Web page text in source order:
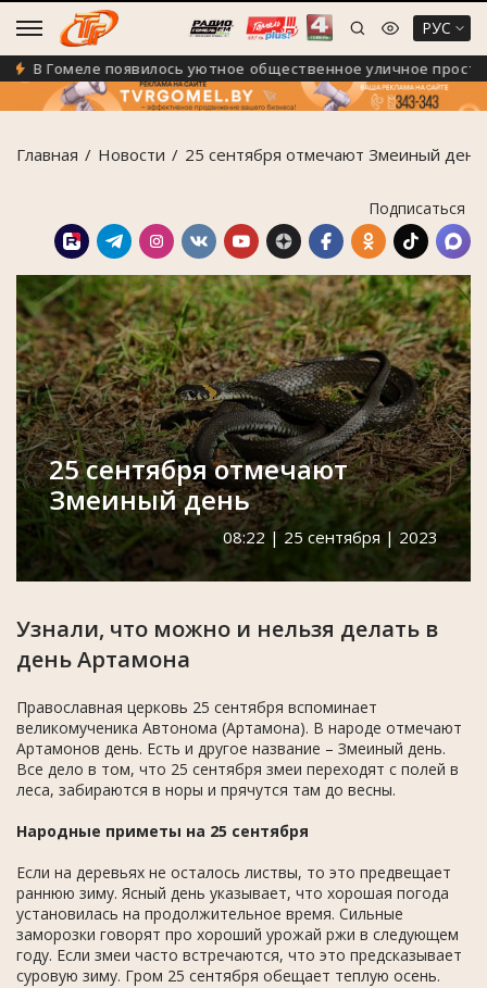
РУС
В Гомеле появилось уютное общественное уличное
Главная Новости 25 сентября отмечают Змеиный день
Подписаться
25 сентября отмечают
Змеиный день
08:22 | 25 сентября | 2023
Узнали, что можно и нельзя делать в
день Артамона
Православная церковь 25 сентября вспоминает
великомученика Автонома (Артамона). В народе отмечают
Артамонов день. Есть и другое название – Змеиный день.
Все дело в том, что 25 сентября змеи переходят с полей в
леса, забираются в норы и прячутся там до весны.
Народные приметы на 25 сентября
Если на деревьях не осталось листвы, то это предвещает
раннюю зиму. Ясный день указывает, что хорошая погода
установилась на продолжительное время. Сильные
заморозки говорят про хороший урожай ржи в следующем
году. Если змеи часто встречаются, что это предсказывает
суровую зиму. Гром 25 сентября обещает теплую осень.